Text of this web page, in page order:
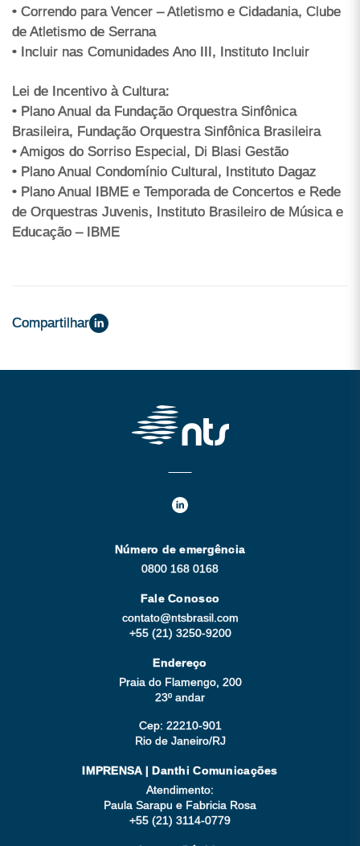
• Correndo para Vencer – Atletismo e Cidadania, Clube
de Atletismo de Serrana
• Incluir nas Comunidades Ano III, Instituto Incluir
Lei de Incentivo à Cultura:
• Plano Anual da Fundação Orquestra Sinfônica
Brasileira, Fundação Orquestra Sinfônica Brasileira
• Amigos do Sorriso Especial, Di Blasi Gestão
• Plano Anual Condomínio Cultural, Instituto Dagaz
• Plano Anual IBME e Temporada de Concertos e Rede
de Orquestras Juvenis, Instituto Brasileiro de Música e
Educação – IBME
Compartilhar
Número de emergência
0800 168 0168
Fale Conosco
contato@ntsbrasil.com
+55 (21) 3250-9200
Endereço
Praia do Flamengo, 200
23º andar
Cep: 22210-901
Rio de Janeiro/RJ
IMPRENSA | Danthi Comunicações
Atendimento:
Paula Sarapu e Fabricia Rosa
+55 (21) 3114-0779